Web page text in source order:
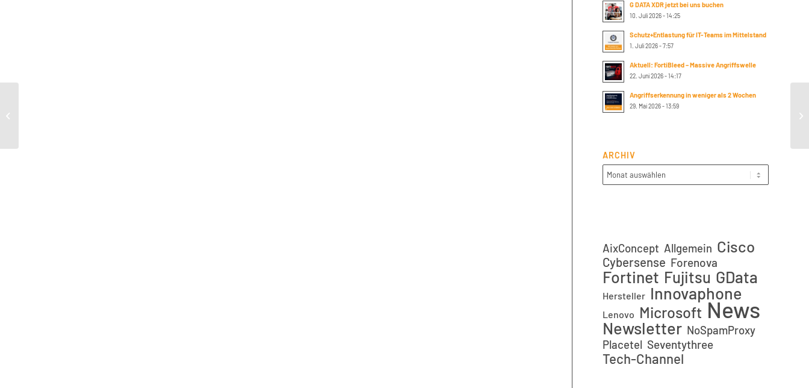
G DATA XDR jetzt bei uns buchen
10. Juli 2026 - 14:25
Schutz+Entlastung für IT-Teams im Mittelstand
1. Juli 2026 - 7:57
Aktuell: FortiBleed – Massive Angriffswelle
22. Juni 2026 - 14:17
Angriffserkennung in weniger als 2 Wochen
29. Mai 2026 - 13:59
ARCHIV
AixConcept Allgemein Cisco
Cybersense Forenova
Fortinet Fujitsu GData
Hersteller Innovaphone
Lenovo Microsoft News
Newsletter NoSpamProxy
Placetel Seventythree
Tech-Channel